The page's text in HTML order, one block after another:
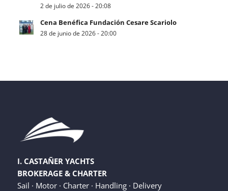
2 de julio de 2026 - 20:08
Cena Benéfica Fundación Cesare Scariolo
28 de junio de 2026 - 20:00
I. CASTAÑER YACHTS
BROKERAGE & CHARTER
Sail · Motor · Charter · Handling · Delivery